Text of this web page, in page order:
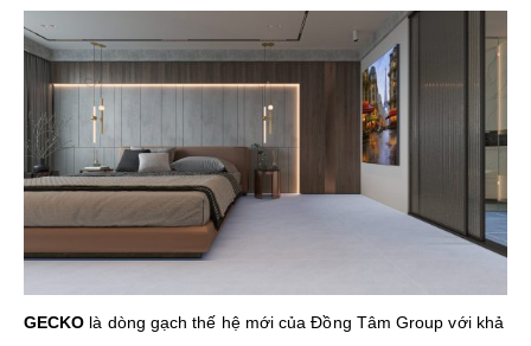
GECKO là dòng gạch thế hệ mới của Đồng Tâm Group với khả